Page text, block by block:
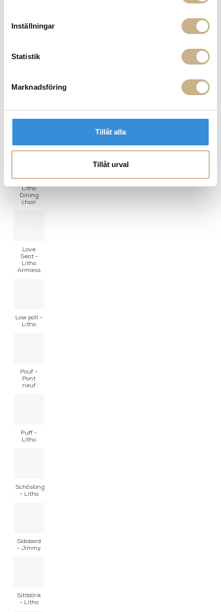
Inställningar
Statistik
Marknadsföring
Tillåt alla
Tillåt urval
SCEAUX
Fåtölj - Litho Dining chair
Fåtölj -
Litho
Dining
chair
Love
Seat -
Litho
Armless
Low pall -
Litho
Pouf -
Pont
neuf
Puff -
Litho
Schäslong
- Litho
Sidobord
- Jimmy
Sittbänk
- Litho